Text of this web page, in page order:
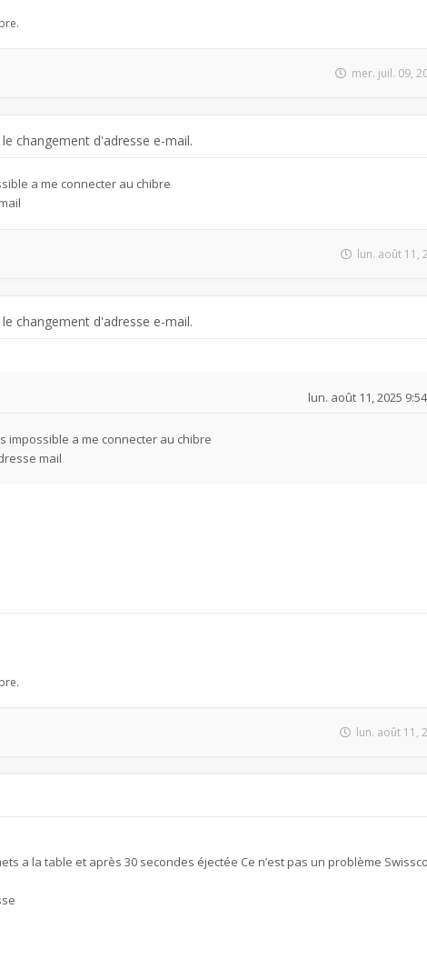
mer. juil. 09,
changement d'adresse e-mail.
a me connecter au chibre
lun. août 11,
changement d'adresse e-mail.
lun. août 11, 2025
impossible a me connecter au chibre
mail
lun. août 11,
a la table et après 30 secondes éjectée Ce n’est pas un problème